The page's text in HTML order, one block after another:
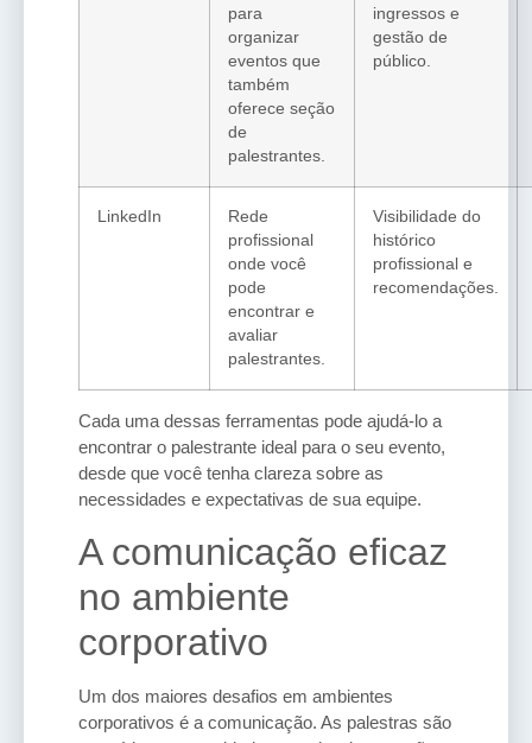
para
organizar
eventos que
também
oferece seção
de
palestrantes.
ingressos e
gestão de
público.
LinkedIn
Rede
profissional
onde você
pode
encontrar e
avaliar
palestrantes.
Visibilidade do
histórico
profissional e
recomendações.
Cada uma dessas ferramentas pode ajudá-lo a
encontrar o palestrante ideal para o seu evento,
desde que você tenha clareza sobre as
necessidades e expectativas de sua equipe.
A comunicação eficaz
no ambiente
corporativo
Um dos maiores desafios em ambientes
corporativos é a comunicação. As palestras são